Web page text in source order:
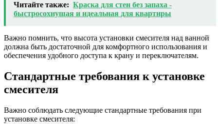
Читайте также: Краска для стен без запаха -
быстросохнущая и идеальная для квартиры
Важно помнить, что высота установки смесителя над ванной
должна быть достаточной для комфортного использования и
обеспечения удобного доступа к крану и переключателям.
Стандартные требования к установке
смесителя
Важно соблюдать следующие стандартные требования при
установке смесителя: